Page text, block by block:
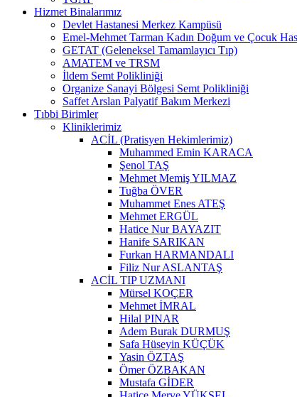
Hizmet Binalarımız
Devlet Hastanesi Merkez Kampüsü
Emel-Mehmet Tarman Kadın Doğum ve Çocuk
GETAT (Geleneksel Tamamlayıcı Tıp)
AMATEM ve TRSM
İldem Semt Polikliniği
Organize Sanayi Bölgesi Semt Polikliniği
Saffet Arslan Palyatif Bakım Merkezi
Tıbbi Birimler
Kliniklerimiz
ACİL (Pratisyen Hekimlerimiz)
Muhammed Emin KARACA
Şenol TAŞ
Mehmet Memiş YILMAZ
Tuğba ÖVER
Muhammet Enes ATEŞ
Mehmet ERGÜL
Hatice Nur BAYAZIT
Hanife SARIKAN
Furkan HARMANDALI
Filiz Nur ASLANTAŞ
ACİL TIP UZMANI
Mürsel KOÇER
Mehmet İMRAL
Hilal PINAR
Adem Burak DURMUŞ
Safa Hüseyin KÜÇÜK
Yasin ÖZTAŞ
Ömer ÖZBAKAN
Mustafa GİDER